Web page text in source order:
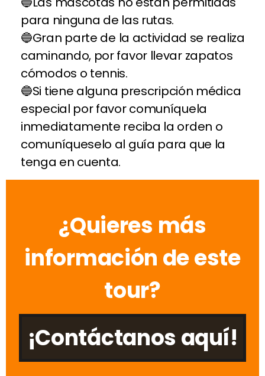
para ninguna de las rutas.
Gran parte de la actividad se realiza
caminando, por favor llevar zapatos
cómodos o tennis.
Si tiene alguna prescripción médica
especial por favor comuníquela
inmediatamente reciba la orden o
comuníqueselo al guía para que la
tenga en cuenta.
¿Quieres más
información de este
tour?
¡Contáctanos aquí!